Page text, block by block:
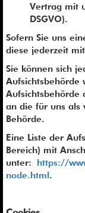
Vertrag mit
DSGVO).
Sofern Sie uns
diese jederzeit
Sie können sich
Aufsichtsbehörde
Aufsichtsbehörde
an die für uns als
Behörde.
Eine Liste der
Bereich) mit
unter: https://
node.html.